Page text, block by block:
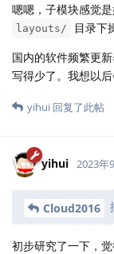
嗯嗯，子模块感觉
layouts/
目录下
国内的软件频繁更
写得少了。我想以后
yihui 回复了此帖
yihui 2023年
Cloud2016
初步研究了一下，